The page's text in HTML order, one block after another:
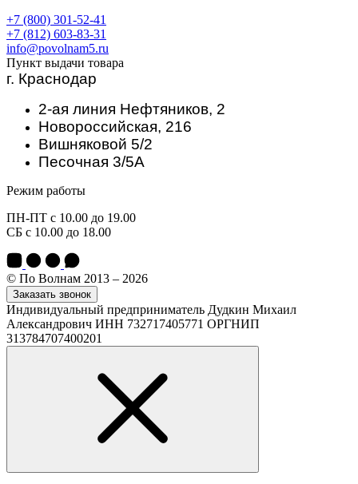
+7 (800) 301-52-41
+7 (812) 603-83-31
info@povolnam5.ru
Пункт выдачи товара
г. Краснодар
2-ая линия Нефтяников, 2
Новороссийская, 216
Вишняковой 5/2
Песочная 3/5А
Режим работы
ПН-ПТ с 10.00 до 19.00
СБ с 10.00 до 18.00
© По Волнам 2013 – 2026
Заказать звонок
Индивидуальный предприниматель Дудкин Михаил
Александрович ИНН 732717405771 ОРГНИП
313784707400201